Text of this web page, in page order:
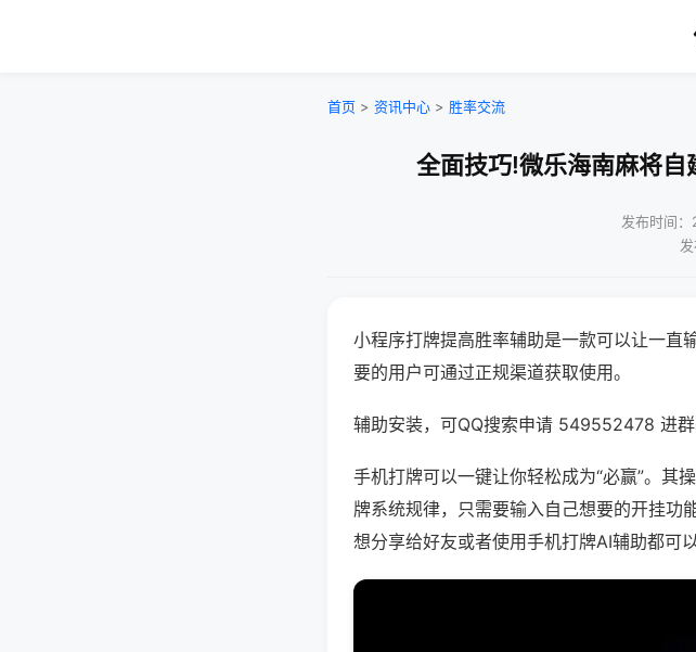
首页 > 资讯中心 > 胜率交流
全面技巧!微乐海南麻将
发布时间
小程序打牌提高胜率辅助是一款可以让一直
要的用户可通过正规渠道获取使用。
辅助安装，可QQ搜索申请 549552478 进
手机打牌可以一键让你轻松成为“必赢”。其
牌系统规律，只需要输入自己想要的开挂功
想分享给好友或者使用手机打牌AI辅助都可以